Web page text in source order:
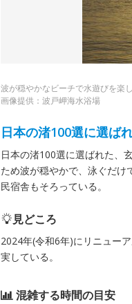
波が穏やかなビーチで水遊びを楽
画像提供：波戸岬海水浴場
日本の渚100選に選ば
日本の渚100選に選ばれた、
ため波が穏やかで、泳ぐだけ
民宿舎もそろっている。
見どころ
2024年(令和6年)にリニュー
実している。
混雑する時間の目安